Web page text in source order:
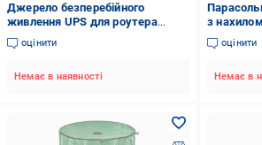
Джерело безперебійного
живлення UPS для роутера
DC1018P 12000 mAh (1661)
оцінити
Немає в наявності
з
захистом
оцінити
Немає в